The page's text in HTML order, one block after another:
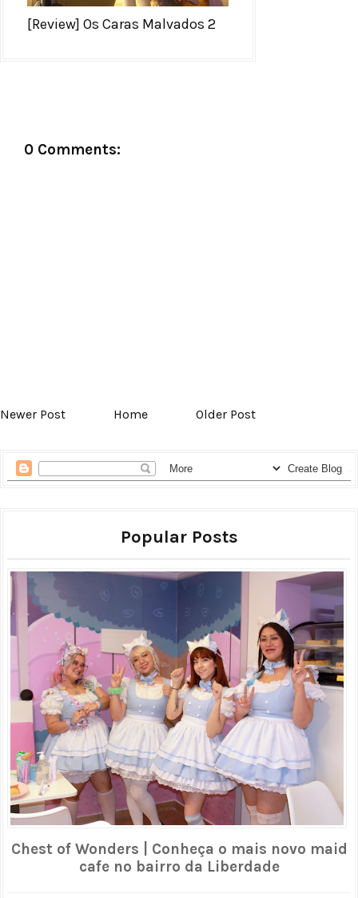
[Review] Os Caras Malvados 2
0 Comments:
Newer Post Home Older Post
Popular Posts
Chest of Wonders | Conheça o mais novo maid
cafe no bairro da Liberdade